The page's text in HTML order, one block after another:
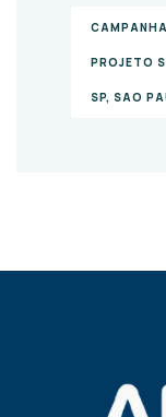
PROJETO
SP, SAO